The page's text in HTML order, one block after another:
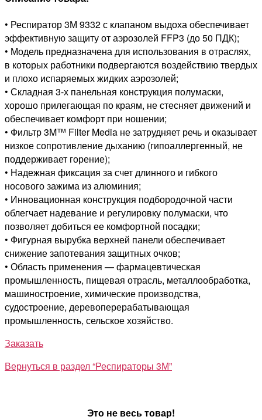
• Респиратор 3М 9332 с клапаном выдоха обеспечивает
эффективную защиту от аэрозолей FFP3 (до 50 ПДК);
• Модель предназначена для использования в отраслях,
в которых работники подвергаются воздействию твердых
и плохо испаряемых жидких аэрозолей;
• Складная 3-х панельная конструкция полумаски,
хорошо прилегающая по краям, не стесняет движений и
обеспечивает комфорт при ношении;
• Фильтр 3M™ Filter Media не затрудняет речь и оказывает
низкое сопротивление дыханию (гипоаллергенный, не
поддерживает горение);
• Надежная фиксация за счет длинного и гибкого
носового зажима из алюминия;
• Инновационная конструкция подбородочной части
облегчает надевание и регулировку полумаски, что
позволяет добиться ее комфортной посадки;
• Фигурная вырубка верхней панели обеспечивает
снижение запотевания защитных очков;
• Область применения — фармацевтическая
промышленность, пищевая отрасль, металлообработка,
машиностроение, химические производства,
судостроение, деревоперерабатывающая
промышленность, сельское хозяйство.
Заказать
Вернуться в раздел “Респираторы 3М”
Это не весь товар!